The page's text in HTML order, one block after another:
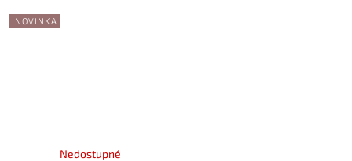
NOVINKA
Nedostupné